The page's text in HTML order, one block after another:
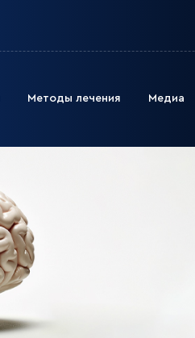
Методы лечения Медиа